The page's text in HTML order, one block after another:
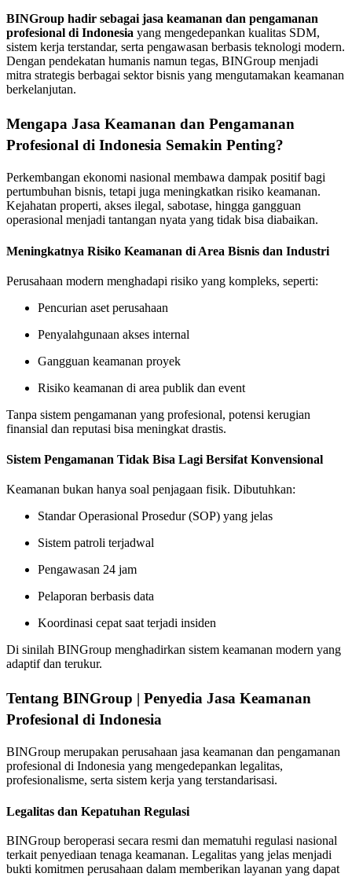
BINGroup hadir sebagai jasa keamanan dan pengamanan
profesional di Indonesia yang mengedepankan kualitas SDM,
sistem kerja terstandar, serta pengawasan berbasis teknologi modern.
Dengan pendekatan humanis namun tegas, BINGroup menjadi
mitra strategis berbagai sektor bisnis yang mengutamakan keamanan
berkelanjutan.
Mengapa Jasa Keamanan dan Pengamanan
Profesional di Indonesia Semakin Penting?
Perkembangan ekonomi nasional membawa dampak positif bagi
pertumbuhan bisnis, tetapi juga meningkatkan risiko keamanan.
Kejahatan properti, akses ilegal, sabotase, hingga gangguan
operasional menjadi tantangan nyata yang tidak bisa diabaikan.
Meningkatnya Risiko Keamanan di Area Bisnis dan Industri
Perusahaan modern menghadapi risiko yang kompleks, seperti:
Pencurian aset perusahaan
Penyalahgunaan akses internal
Gangguan keamanan proyek
Risiko keamanan di area publik dan event
Tanpa sistem pengamanan yang profesional, potensi kerugian
finansial dan reputasi bisa meningkat drastis.
Sistem Pengamanan Tidak Bisa Lagi Bersifat Konvensional
Keamanan bukan hanya soal penjagaan fisik. Dibutuhkan:
Standar Operasional Prosedur (SOP) yang jelas
Sistem patroli terjadwal
Pengawasan 24 jam
Pelaporan berbasis data
Koordinasi cepat saat terjadi insiden
Di sinilah BINGroup menghadirkan sistem keamanan modern yang
adaptif dan terukur.
Tentang BINGroup | Penyedia Jasa Keamanan
Profesional di Indonesia
BINGroup merupakan perusahaan jasa keamanan dan pengamanan
profesional di Indonesia yang mengedepankan legalitas,
profesionalisme, serta sistem kerja yang terstandarisasi.
Legalitas dan Kepatuhan Regulasi
BINGroup beroperasi secara resmi dan mematuhi regulasi nasional
terkait penyediaan tenaga keamanan. Legalitas yang jelas menjadi
bukti komitmen perusahaan dalam memberikan layanan yang dapat